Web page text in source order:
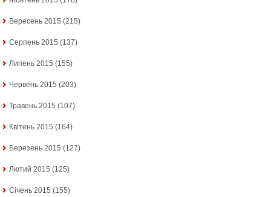
Вересень 2015 (215)
Серпень 2015 (137)
Липень 2015 (155)
Червень 2015 (203)
Травень 2015 (107)
Квітень 2015 (164)
Березень 2015 (127)
Лютий 2015 (125)
Січень 2015 (155)